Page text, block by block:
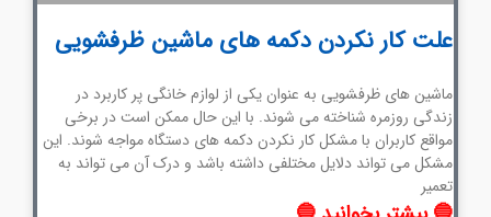
علت کار نکردن دکمه های ماشین ظرفشویی
ماشین های ظرفشویی به عنوان یکی از لوازم خانگی پر کاربرد در
زندگی روزمره شناخته می شوند. با این حال ممکن است در برخی
مواقع کاربران با مشکل کار نکردن دکمه های دستگاه مواجه شوند. این
مشکل می تواند دلایل مختلفی داشته باشد و درک آن می تواند به
تعمیر